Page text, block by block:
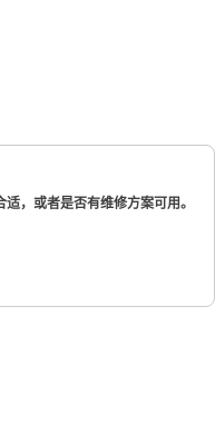
，或者是否有维修方案可用。